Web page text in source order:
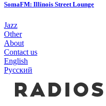
SomaFM: Illinois Street Lounge
Jazz
Other
About
Contact us
English
Русский